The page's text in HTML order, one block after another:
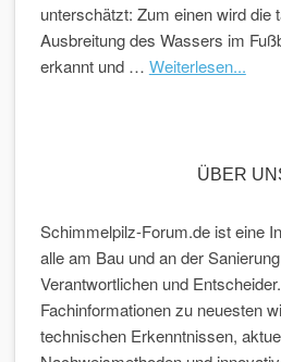
unterschätzt: Zum einen wird die
Ausbreitung des Wassers im
erkannt und … Weiterlesen...
ÜBER
Schimmelpilz-Forum.de ist eine
alle am Bau und an der
Verantwortlichen und
Fachinformationen zu neuesten
technischen Erkenntnissen,